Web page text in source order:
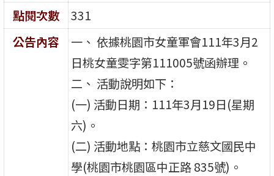
點閱次數
331
公告內容
一、 依據桃園市女童軍會111年3月2
日桃女童雯字第111005號函辦理。
二、 活動說明如下：
(一) 活動日期：111年3月19日(星期
六)。
(二) 活動地點：桃園市立慈文國民中
學(桃園市桃園區中正路 835號)。